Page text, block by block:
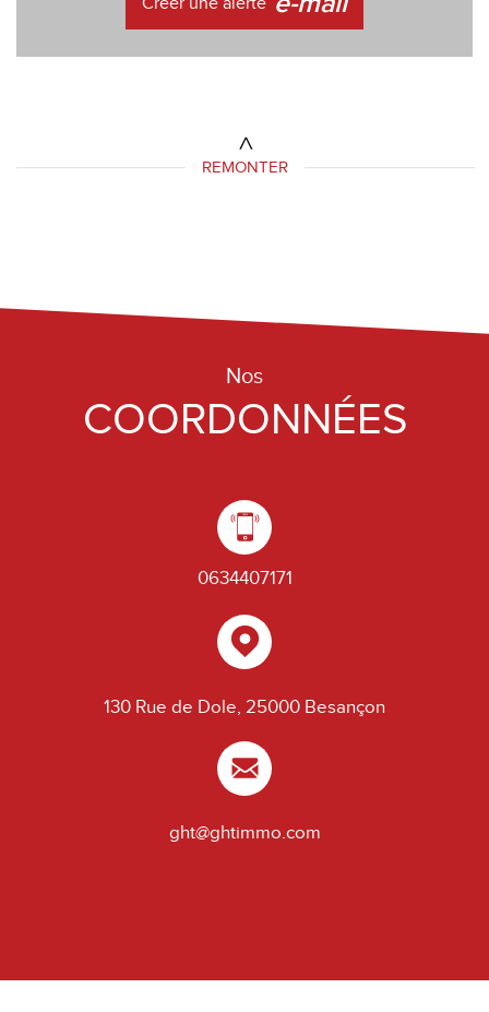
REMONTER
Nos
COORDONNÉES
0634407171
130 Rue de Dole, 25000 Besançon
ght@ghtimmo.com